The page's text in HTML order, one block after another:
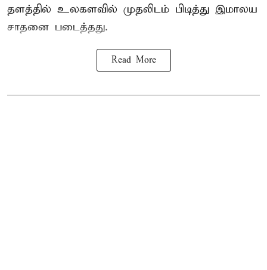
தளத்தில் உலகளவில் முதலிடம் பிடித்து இமாலய
சாதனை படைத்தது.
Read More